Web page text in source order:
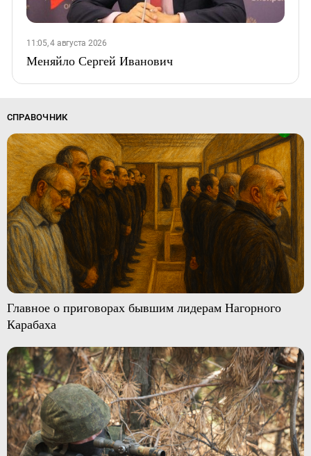
11:05, 4 августа 2026
Меняйло Сергей Иванович
СПРАВОЧНИК
Главное о приговорах бывшим лидерам Нагорного
Карабаха